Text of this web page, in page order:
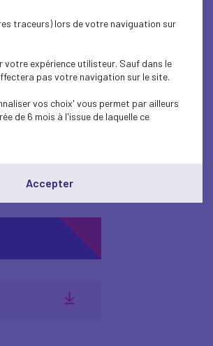
à la
toujours
de
traceurs) lors de votre naviguation sur
votre expérience utilisteur. Sauf dans le
pas votre navigation sur le site.
vos choix' vous permet par ailleurs
de 6 mois à l'issue de laquelle ce
Accepter